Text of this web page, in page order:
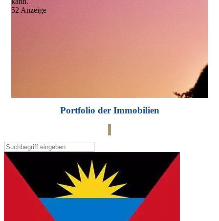
52 Anzeige
Portfolio der Immobilien